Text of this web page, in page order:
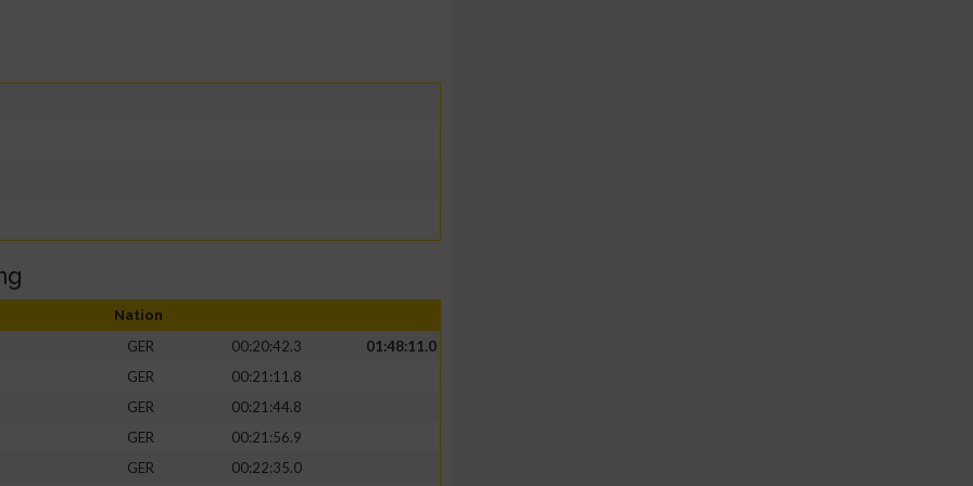
Nation
GER 00:20:42.3
01:48:11.0
GER
00:21:11.8
GER
00:21:44.8
GER
00:21:56.9
GER
00:22:35.0